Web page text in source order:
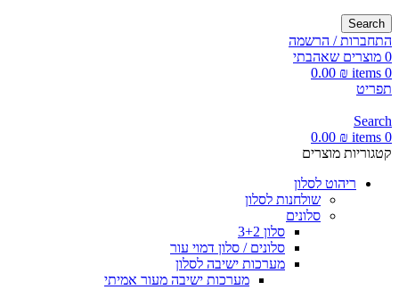
Search
התחברות / הרשמה
0 מוצרים שאהבתי
0
items
0.00 ₪
תפריט
Search
0
items
0.00 ₪
קטגוריות מוצרים
ריהוט לסלון
שולחנות לסלון
סלונים
סלון 3+2
סלונים / סלון דמוי עור
מערכות ישיבה לסלון
מערכות ישיבה מעור אמיתי